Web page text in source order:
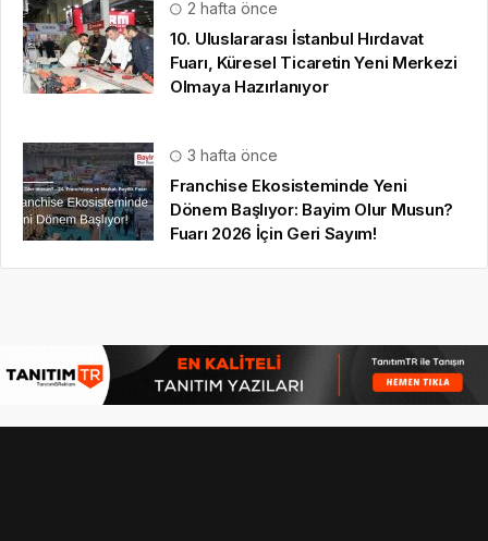
2 hafta önce
10. Uluslararası İstanbul Hırdavat
Fuarı, Küresel Ticaretin Yeni Merkezi
Olmaya Hazırlanıyor
3 hafta önce
Franchise Ekosisteminde Yeni
Dönem Başlıyor: Bayim Olur Musun?
Fuarı 2026 İçin Geri Sayım!